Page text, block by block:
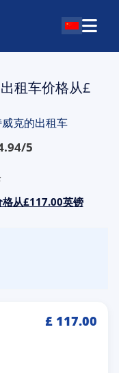
租车价格从£
克的出租车
/5
格从£117.00英镑
£ 117.00